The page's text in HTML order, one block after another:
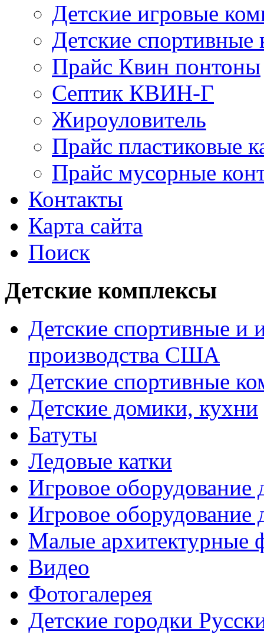
Детские игровые
Детские спортивные
Прайс Квин понтоны
Септик КВИН-Г
Жироуловитель
Прайс пластиковые
Прайс мусорные
Контакты
Карта сайта
Поиск
Детские комплексы
Детские спортивные и
производства США
Детские спортивные
Детские домики, кухни
Батуты
Ледовые катки
Игровое
Игровое оборудование
Малые архитектурные
Видео
Фотогалерея
Детские городки